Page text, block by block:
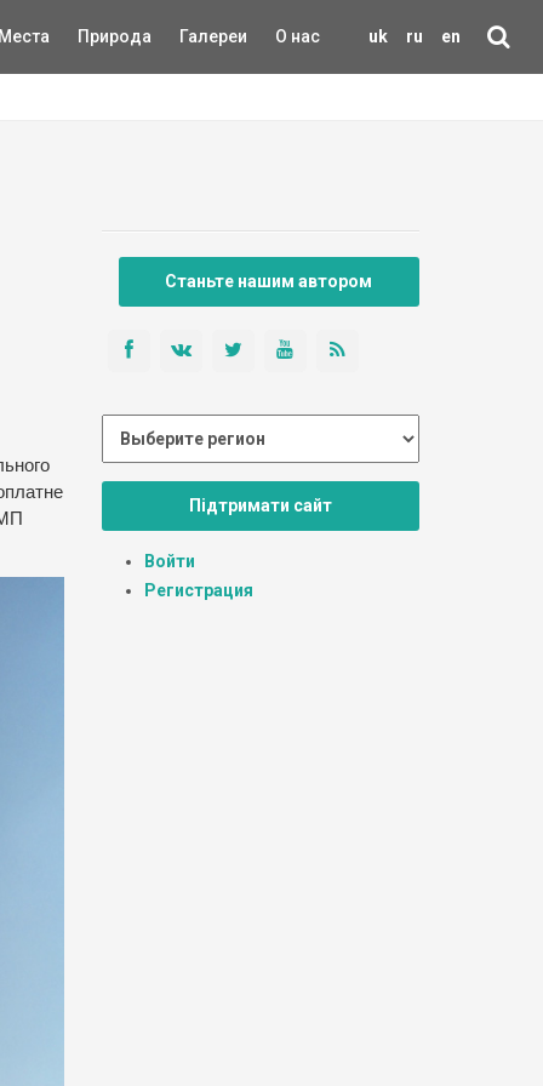
uk ru en
Природа Галереи О нас
Станьте нашим автором
Підтримати сайт
Войти
Регистрация